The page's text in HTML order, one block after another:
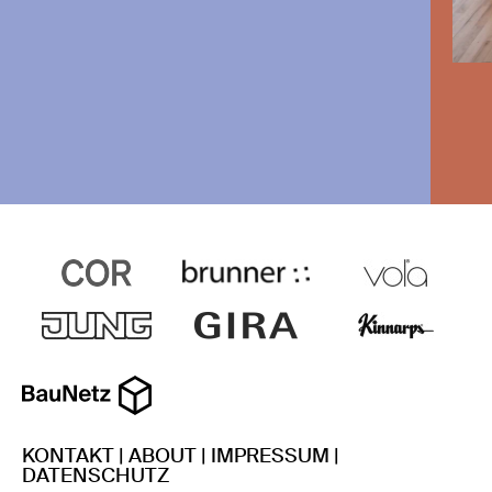
KONTAKT | ABOUT | IMPRESSUM |
DATENSCHUTZ